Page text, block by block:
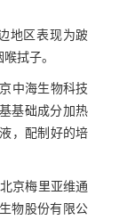
地区表现为跛
拭子。
中海生物科技
基础成分加热
，配制好的培
京梅里亚维通
物股份有限公